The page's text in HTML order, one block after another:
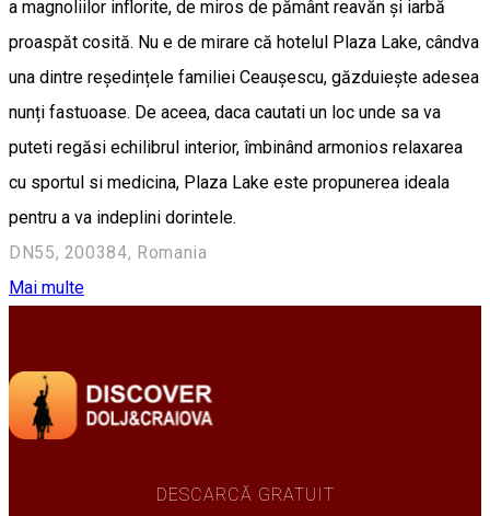
a magnoliilor inflorite, de miros de pământ reavăn și iarbă
proaspăt cosită. Nu e de mirare că hotelul Plaza Lake, cândva
una dintre reședințele familiei Ceaușescu, găzduiește adesea
nunți fastuoase. De aceea, daca cautati un loc unde sa va
puteti regăsi echilibrul interior, îmbinând armonios relaxarea
cu sportul si medicina, Plaza Lake este propunerea ideala
pentru a va indeplini dorintele.
DN55, 200384, Romania
Mai multe
DESCARCĂ GRATUIT